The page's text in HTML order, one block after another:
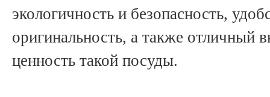
экологичность и безопасность,
оригинальность, а также отличный
ценность такой посуды.